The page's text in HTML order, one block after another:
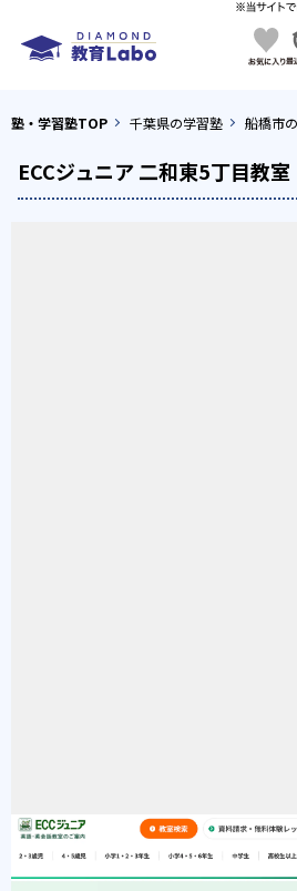
塾・学習塾TOP 千葉県の学習塾 船橋市
ECCジュニア 二和東5丁目教室